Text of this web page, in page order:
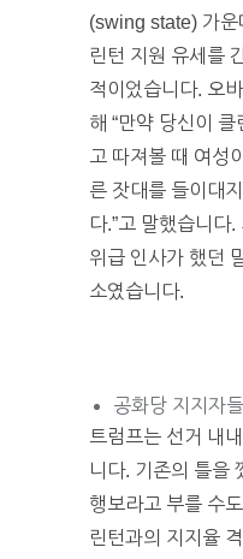
(swing state) 가운
린턴 지원 유세를
적이었습니다. 오
해 “만약 당신이
고 따져볼 때 여성
른 잣대를 들이대
다.”고 말했습니다
위급 인사가 했던
소였습니다.
공화당 지지자
트럼프는 선거 내내
니다. 기존의 틀을
행보라고 부를 수
린턴과의 지지율